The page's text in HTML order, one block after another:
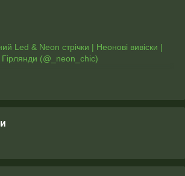
Led & Neon стрічки | Неонові вивіски |
Гірлянди (@_neon_chic)